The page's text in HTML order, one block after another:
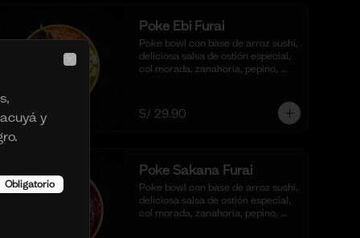
Poke Ebi Furai
Poke bowl con base de arroz sushi,
deliciosa salsa de ostión especial,
col morada, zanahoria, pepino,
S/ 29.90
Poke Sakana Furai
Poke bowl con base de arroz sushi,
deliciosa salsa de ostión especial,
col morada, zanahoria, pepino,
y
Obligatorio
Close